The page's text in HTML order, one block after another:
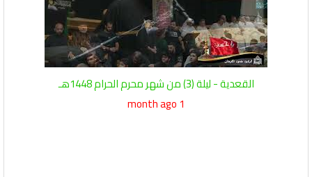
القعدية - ليلة (3) من شهر محرم الحرام 1448هـ
1 month ago